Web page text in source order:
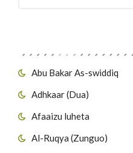
Abu Bakar As-swiddiq
Adhkaar (Dua)
Afaaizu luheta
Al-Ruqya (Zunguo)